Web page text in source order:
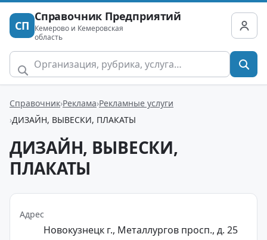
СП
Справочник Предприятий
Кемерово и Кемеровская
область
Справочник Реклама Рекламные услуги
ДИЗАЙН, ВЫВЕСКИ, ПЛАКАТЫ
ДИЗАЙН, ВЫВЕСКИ,
ПЛАКАТЫ
Адрес
Новокузнецк г., Металлургов просп., д. 25